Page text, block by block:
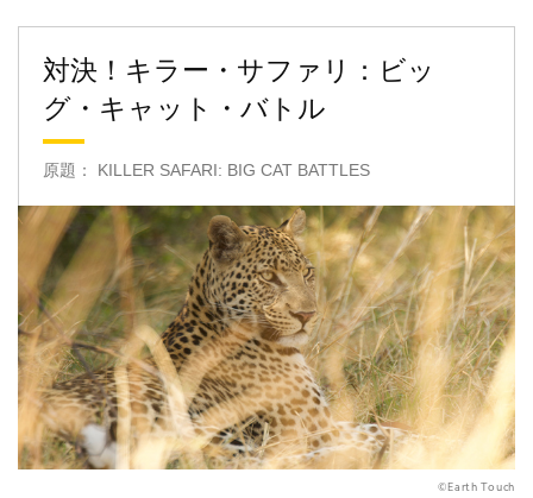
対決！キラー・サファリ：ビッ
グ・キャット・バトル
原題： KILLER SAFARI: BIG CAT BATTLES
©Earth Touch